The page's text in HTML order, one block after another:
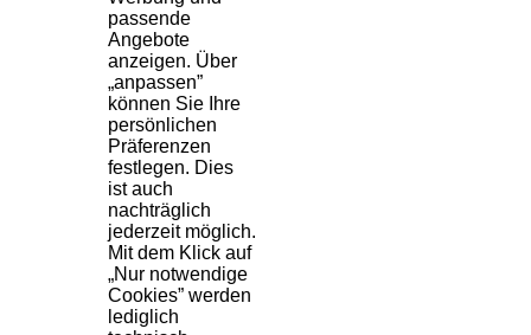
passende
Angebote
anzeigen. Über
„anpassen”
können Sie Ihre
persönlichen
Präferenzen
festlegen. Dies
ist auch
nachträglich
jederzeit möglich.
Mit dem Klick auf
„Nur notwendige
Cookies” werden
lediglich